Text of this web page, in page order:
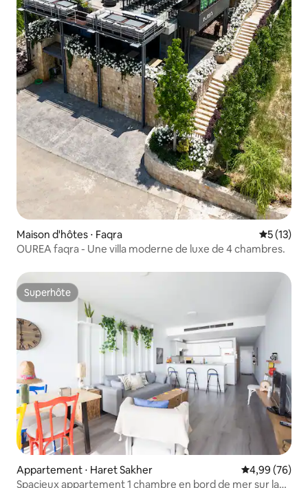
Maison d'hôtes ⋅ Faqra
5 (13)
OUREA faqra - Une villa moderne de luxe de 4 chambres.
Superhôte
Superhôte
Appartement ⋅ Haret Sakher Évaluation
4,99 (76)
Spacieux appartement 1 chambre en bord de mer sur la